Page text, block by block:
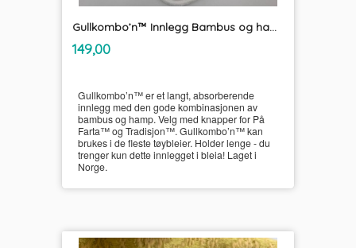
Gullkombo’n™ Innlegg Bambus og hamp UnikumBLEIA
Pris
149,00mva.
Gullkombo’n™ er et langt, absorberende
innlegg med den gode kombinasjonen av
bambus og hamp. Velg med knapper for På
Farta™ og Tradisjon™. Gullkombo’n™ kan
brukes i de fleste tøybleier. Holder lenge - du
trenger kun dette innlegget i bleia! Laget i
Norge.